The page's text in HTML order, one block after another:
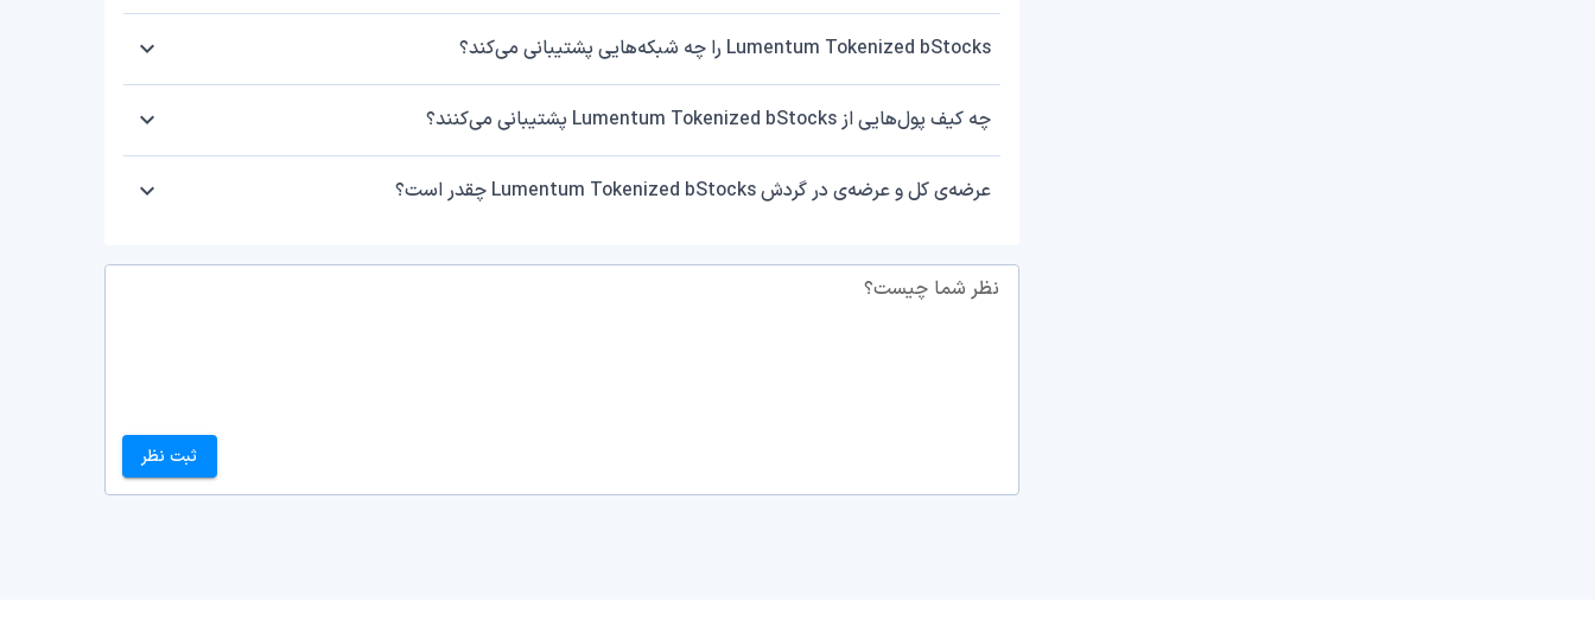
Lumentum Tokenized bStocks را چه شبکه‌هایی پشتیبانی می‌کند؟
چه کیف پول‌هایی از Lumentum Tokenized bStocks پشتیبانی می‌کنند؟
عرضه‌ی کل و عرضه‌ی در گردش Lumentum Tokenized bStocks چقدر است؟
نظر شما چیست؟
ثبت نظر